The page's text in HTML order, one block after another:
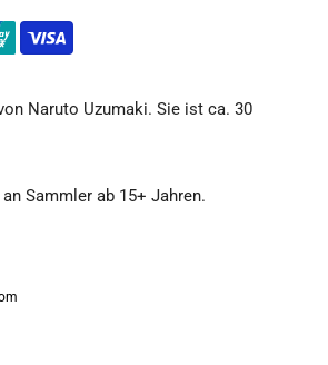
Naruto Uzumaki. Sie ist ca. 30
Sammler ab 15+ Jahren.